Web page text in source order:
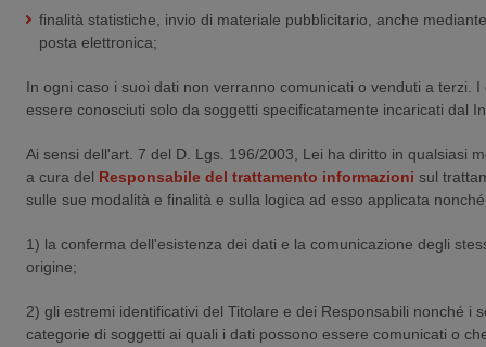
finalità statistiche, invio di materiale pubblicitario, anche
posta elettronica;
In ogni caso i suoi dati non verranno comunicati o venduti a terzi. I
essere conosciuti solo da soggetti specificatamente incaricati dal
Ai sensi dell'art. 7 del D. Lgs. 196/2003, Lei ha diritto in qualsiasi
a cura del Responsabile del trattamento informazioni sul
sulle sue modalità e finalità e sulla logica ad esso applicata
1) la conferma dell'esistenza dei dati e la comunicazione degli
origine;
2) gli estremi identificativi del Titolare e dei Responsabili nonché i
categorie di soggetti ai quali i dati possono essere comunicati o